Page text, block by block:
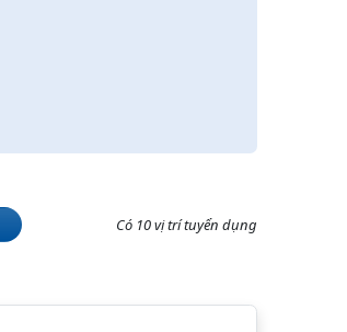
Có 10 vị trí tuyển dụng